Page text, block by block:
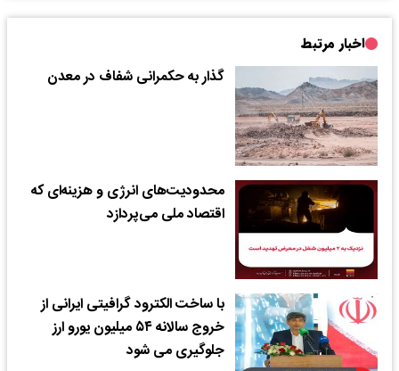
اخبار مرتبط
گذار به حکمرانی شفاف در معدن
محدودیت‌های انرژی و هزینه‌ای که
اقتصاد ملی می‌پردازد
با ساخت الکترود گرافیتی ایرانی از
خروج سالانه ۵۴ میلیون یورو ارز
جلوگیری می شود